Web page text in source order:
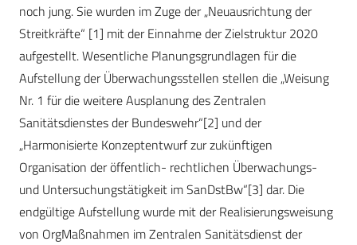
noch jung. Sie wurden im Zuge der „Neuausrichtung der
Streitkräfte“ [1] mit der Einnahme der Zielstruktur 2020
aufgestellt. Wesentliche Planungsgrundlagen für die
Aufstellung der Überwachungsstellen stellen die „Weisung
Nr. 1 für die weitere Ausplanung des Zentralen
Sanitätsdienstes der Bundeswehr“[2] und der
„Harmonisierte Konzeptentwurf zur zukünftigen
Organisation der öffentlich- rechtlichen Überwachungs-
und Untersuchungstätigkeit im SanDstBw“[3] dar. Die
endgültige Aufstellung wurde mit der Realisierungsweisung
von OrgMaßnahmen im Zentralen Sanitätsdienst der